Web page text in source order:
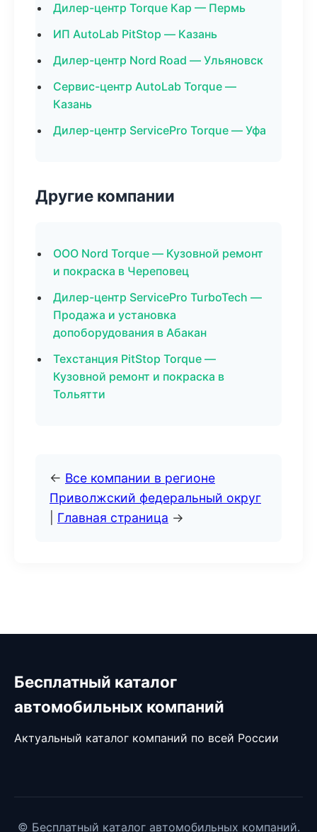
Дилер-центр Torque Кар — Пермь
ИП AutoLab PitStop — Казань
Дилер-центр Nord Road — Ульяновск
Сервис-центр AutoLab Torque —
Казань
Дилер-центр ServicePro Torque — Уфа
Другие компании
ООО Nord Torque — Кузовной ремонт
и покраска в Череповец
Дилер-центр ServicePro TurboTech —
Продажа и установка
допоборудования в Абакан
Техстанция PitStop Torque —
Кузовной ремонт и покраска в
Тольятти
← Все компании в регионе
Приволжский федеральный округ
Главная страница →
Бесплатный каталог
автомобильных компаний
Актуальный каталог компаний по всей России
© Бесплатный каталог автомобильных компаний.